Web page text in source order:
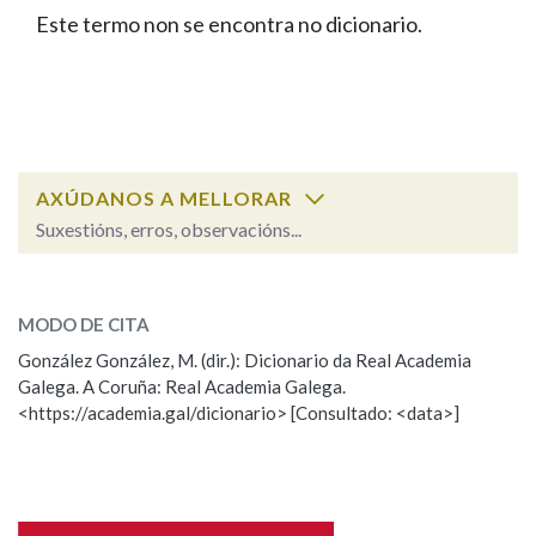
FIGURAS HOMENAXEADAS
PORTAL DAS PALABRAS
Facebook
TwitterYoutubeInstagram
Bluesky
BUSCAR NOS LEMAS
Remata por
BUSCAR NO CONTIDO
Nas definicións
Este termo non se encontra no dicionario.
AXÚDANOS A MELLORAR
Suxestións, erros, observacións...
Observación
Nome
MODO DE CITA
González González, M. (dir.): Dicionario da Real Academia
Galega. A Coruña: Real Academia Galega.
<https://academia.gal/dicionario> [Consultado: <data>]